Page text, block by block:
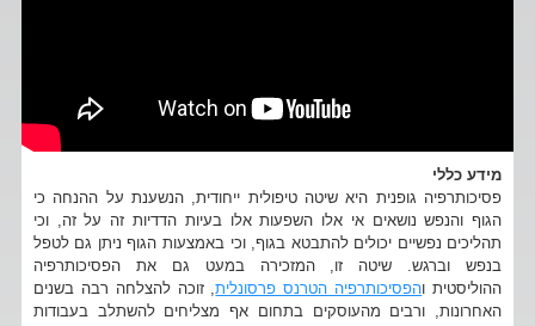
מידע כללי
פסיכותרפיה גופנית היא שיטה טיפולית ייחודית, הנשענת על ההנחה כי
הגוף והנפש נושאים אי אלו השפעות אלו בעיות הדדיות זה על זה, וכי
תהליכים נפשיים יכולים להתבטא בגוף, וכי באמצעות הגוף ניתן גם לטפל
בנפש וברגש. שיטה זו, המזכירה במעט גם את הפסיכותרפיה
ההוליסטית והפסיכותרפיה הטרנס פרסונלית, זוכה להצלחה רבה בשנים
האחרונות, ורבים מהעוסקים בתחום אף מצליחים להשתלב בעבודות